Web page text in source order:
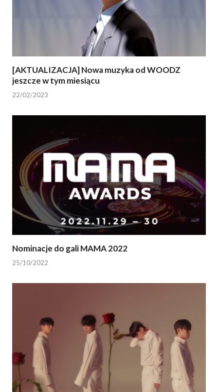
[AKTUALIZACJA] Nowa muzyka od WOODZ
jeszcze w tym miesiącu
22/02/2023
Nominacje do gali MAMA 2022
25/10/2022